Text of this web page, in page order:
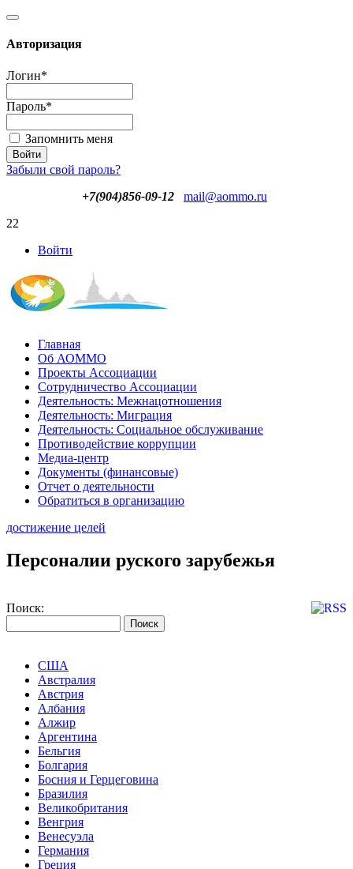
Авторизация
Логин*
Пароль*
Запомнить меня
Забыли свой пароль?
+7(904)856-09-12
mail@aommo.ru
22
Войти
Главная
Об АОММО
Проекты Ассоциации
Сотрудничество Ассоциации
Деятельность: Межнацотношения
Деятельность: Миграция
Деятельность: Социальное обслуживание
Противодействие коррупции
Медиа-центр
Документы (финансовые)
Отчет о деятельности
Обратиться в организацию
достижение целей
Персоналии руского зарубежья
Поиск:
США
Австралия
Австрия
Албания
Алжир
Аргентина
Бельгия
Болгария
Босния и Герцеговина
Бразилия
Великобритания
Венгрия
Венесуэла
Германия
Греция